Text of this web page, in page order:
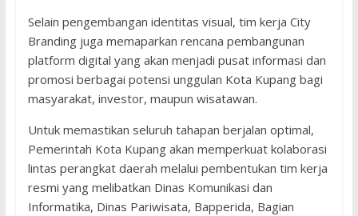
Selain pengembangan identitas visual, tim kerja City
Branding juga memaparkan rencana pembangunan
platform digital yang akan menjadi pusat informasi dan
promosi berbagai potensi unggulan Kota Kupang bagi
masyarakat, investor, maupun wisatawan.
Untuk memastikan seluruh tahapan berjalan optimal,
Pemerintah Kota Kupang akan memperkuat kolaborasi
lintas perangkat daerah melalui pembentukan tim kerja
resmi yang melibatkan Dinas Komunikasi dan
Informatika, Dinas Pariwisata, Bapperida, Bagian